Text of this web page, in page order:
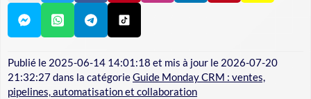
Publié le 2025-06-14 14:01:18 et mis à jour le 2026-07-20
21:32:27dans la catégorieGuide Monday CRM : ventes,
pipelines, automatisation et collaboration